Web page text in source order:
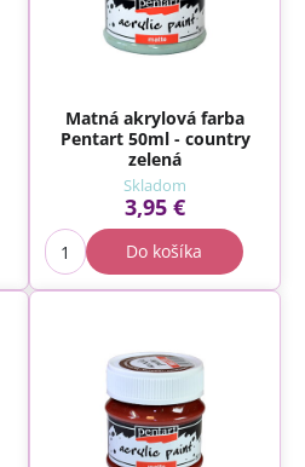
Matná akrylová farba
Pentart 50ml - country
zelená
Skladom
3,95 €
Do košíka